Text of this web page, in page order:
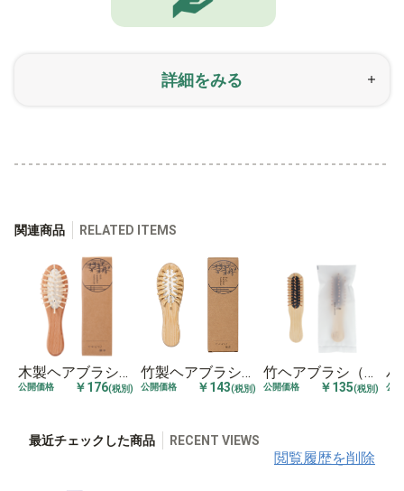
詳細をみる
関連商品 RELATED ITEMS
木製ヘアブラシ SUS Wooden Hair Brush
公開価格 ￥176(税別)
竹製ヘアブラシ SUS Bamboo Hair Brush
公開価格 ￥143(税別)
竹ヘアブラシ（袋タイプ） SUS Bamboo Hair Brush -Bag Type-
公開価格 ￥135(税別) 公
最近チェックした商品 RECENT VIEWS
閲覧履歴を削除